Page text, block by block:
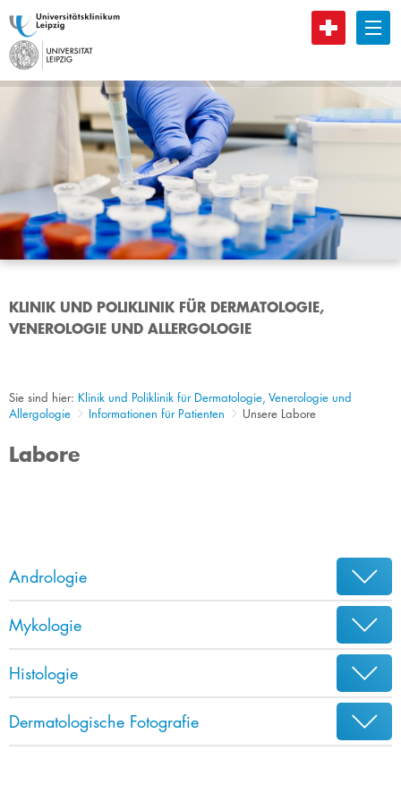
B
KLINIK UND POLIKLINIK FÜR DERMATOLOGIE,
VENEROLOGIE UND ALLERGOLOGIE
Sie sind hier: Klinik und Poliklinik für Dermatologie, Venerologie und
Allergologie
Informationen für Patienten Unsere Labore
Labore
Andrologie
Mykologie
Histologie
Dermatologische Fotografie